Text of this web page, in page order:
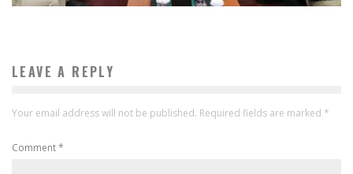
LEAVE A REPLY
Your email address will not be published. Required fields are marked *
Comment*